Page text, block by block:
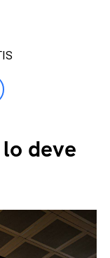
lo deve